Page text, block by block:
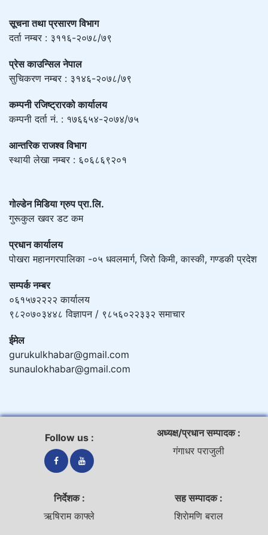
सूचना तथा प्रसारण विभाग
दर्ता नम्बर : ३११६-२०७८/७९
प्रेस काउन्सिल नेपाल
सुचिकरण नम्बर : ३१४६-२०७८/७९
कम्पनी रजिष्ट्रारको कार्यालय
कम्पनी दर्ता नं. : १७६६५४-२०७४/७५
आन्तरिक राजश्व विभाग
स्थायी लेखा नम्बर : ६०६८६९२०१
गोल्डेन मिडिया ग्रुप प्रा.लि.
गुरूकुल खवर डट कम
प्रधान कार्यालय
पोखरा महानगरपालिका -०५ धवलमार्ग, जिरो किमी, कास्की, गण्डकी प्रदेश
सम्पर्क नम्बर
०६१५७२२२२ कार्यालय
९८२०७०३४४८ विज्ञापन / ९८५६०२२३३२ समाचार
ईमेल
gurukulkhabar@gmail.com
sunaulokhabar@gmail.com
Follow us :
अध्यक्ष/प्रधान सम्पादक :
गंगाधर पराजुली
निर्देशक :
ऋषिराम काफ्ले
सह सम्पादक :
शिराेमणि बराल